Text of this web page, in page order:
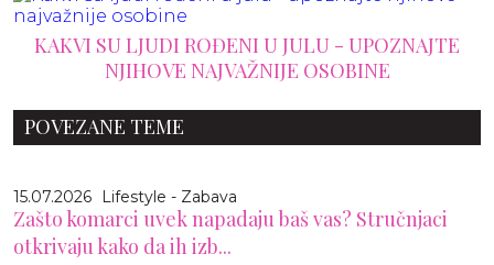
KAKVI SU LJUDI ROĐENI U JULU - UPOZNAJTE
NJIHOVE NAJVAŽNIJE OSOBINE
POVEZANE TEME
15.07.2026 Lifestyle - Zabava
Zašto komarci uvek napadaju baš vas? Stručnjaci
otkrivaju kako da ih izb...